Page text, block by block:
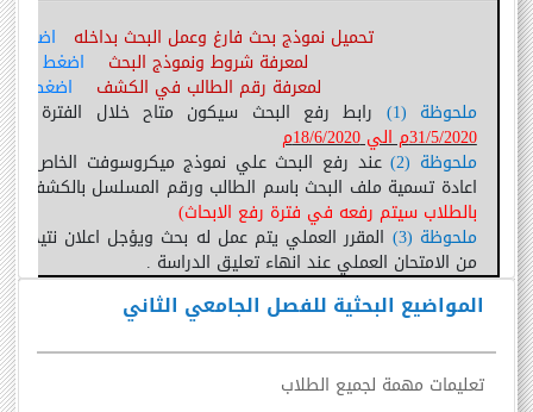
المواضيع البحثية للفصل الجامعي الثاني
تعليمات مهمة لجميع الطلاب
تحميل نموذج بحث فارغ وعمل البحث بداخله
اضغط
لمعرفة شروط ونموذج البحث اضغط هنا
لمعرفة رقم الطالب في الكشف اضغط هنا
ملحوظة (
1
) رابط رفع البحث سيكون متاح خلال الفترة
31/5/2020م الي 18/6/2020م
ملحوظة (
2
)عند رفع البحث علي نموذج ميكروسوفت الخاص
اعادة تسمية ملف البحث باسم الطالب ورقم المسلسل بالكشف
بالطلاب سيتم رفعه في فترة رفع الابحاث)
ملحوظة (
3
) المقرر العملي يتم عمل له بحث ويؤجل اعلان نتيجته
من الامتحان العملي عند انهاء تعليق الدراسة .